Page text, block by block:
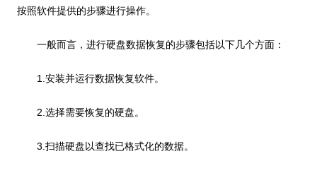
按照软件提供的步骤进行操作。
一般而言，进行硬盘数据恢复的步骤包括以下几个方面：
1.安装并运行数据恢复软件。
2.选择需要恢复的硬盘。
3.扫描硬盘以查找已格式化的数据。